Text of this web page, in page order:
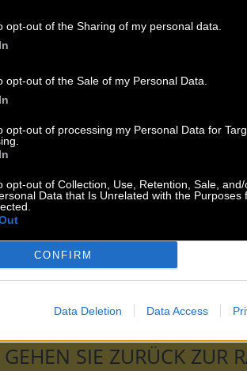
opt-out of the Sharing of my personal data.
opt-out of the Sale of my Personal Data.
opt-out of processing my Personal Data for
opt-out of Collection, Use, Retention, Sale,
Data that Is Unrelated with the Purposes
CONFIRM
Data Deletion Data Access
Rätsel:
Motto
George Soros
__ Wien
nach
Alaska
antike Stadt
GEHEN SIE ZURÜCK ZUR